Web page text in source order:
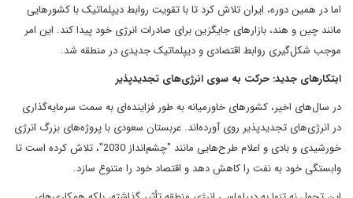
اما در همین دوره، ایران تلاش کرد تا با تقویت روابط دیپلماتیک با کشورهایی
مانند چین و هند، بازارهای جایگزین برای صادرات انرژی خود پیدا کند. این امر
موجب شکل‌گیری روابط اقتصادی و دیپلماتیک جدیدی در منطقه شد.
ابتکارهای جدید: حرکت به سوی انرژی‌های تجدیدپذیر
در سال‌های اخیر، کشورهای خاورمیانه به طور فزاینده‌ای به سمت سرمایه‌گذاری
در انرژی‌های تجدیدپذیر روی آورده‌اند. عربستان سعودی با پروژه‌های بزرگ انرژی
خورشیدی و بادی و اعلام طرح‌هایی مانند "چشم‌انداز 2030"، تلاش کرده است تا
وابستگی خود به نفت را کاهش دهد و اقتصاد خود را متنوع سازد.